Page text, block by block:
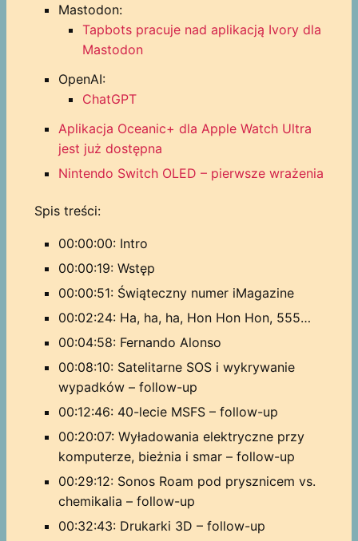
Mastodon:
Tapbots pracuje nad aplikacją Ivory dla
Mastodon
OpenAI:
ChatGPT
Aplikacja Oceanic+ dla Apple Watch Ultra
jest już dostępna
Nintendo Switch OLED – pierwsze wrażenia
Spis treści:
00:00:00: Intro
00:00:19: Wstęp
00:00:51: Świąteczny numer iMagazine
00:02:24: Ha, ha, ha, Hon Hon Hon, 555…
00:04:58: Fernando Alonso
00:08:10: Satelitarne SOS i wykrywanie
wypadków – follow-up
00:12:46: 40-lecie MSFS – follow-up
00:20:07: Wyładowania elektryczne przy
komputerze, bieżnia i smar – follow-up
00:29:12: Sonos Roam pod prysznicem vs.
chemikalia – follow-up
00:32:43: Drukarki 3D – follow-up